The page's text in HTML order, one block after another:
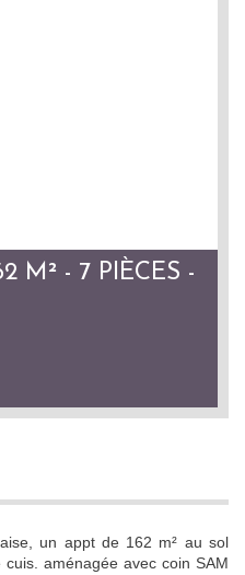
M² - 7 PIÈCES -
un appt de 162 m² au sol
aménagée avec coin SAM